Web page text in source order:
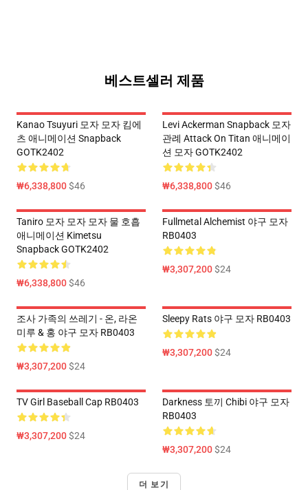
베스트셀러 제품
Kanao Tsuyuri 모자 모자 킴에
츠 애니메이션 Snapback
GOTK2402
₩6,338,800$46
Levi Ackerman Snapback 모자
관례 Attack On Titan 애니메이
션 모자 GOTK2402
₩6,338,800$46
Taniro 모자 모자 모자 물 호흡
애니메이션 Kimetsu
Snapback GOTK2402
₩6,338,800$46
Fullmetal Alchemist 야구 모자
RB0403
₩3,307,200$24
조사 가족의 쓰레기 - 온, 라온
미루 & 홍 야구 모자 RB0403
₩3,307,200$24
Sleepy Rats 야구 모자 RB0403
₩3,307,200$24
TV Girl Baseball Cap RB0403
₩3,307,200$24
Darkness 토끼 Chibi 야구 모자
RB0403
₩3,307,200$24
더 보기